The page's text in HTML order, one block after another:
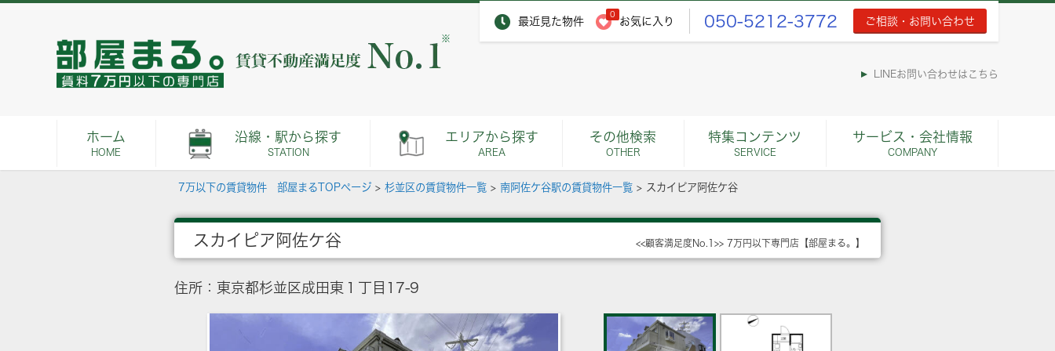
最近見た物件
0
お気に入り 050-5212-3772 ご相談・お問い合わせ
※
LINEお問い合わせはこちら
ホーム
HOME
沿線・駅から探す
STATION
エリアから探す
AREA
その他検索
OTHER
特集コンテンツ
SERVICE
サービス・会社情報
COMPANY
7万以下の賃貸物件 部屋まるTOPページ > 杉並区の賃貸物件一覧 > 南阿佐ケ谷駅の賃貸物件一覧 > スカイピア阿佐ケ谷
スカイピア阿佐ケ谷 <<顧客満足度No.1>> 7万円以下専門店【部屋まる。】
住所：東京都杉並区成田東１丁目17-9